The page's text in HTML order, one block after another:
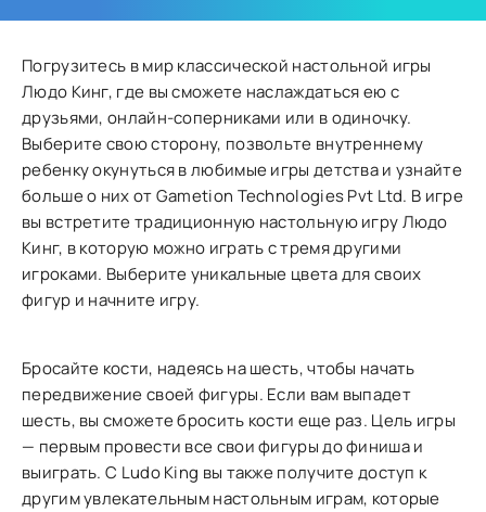
Погрузитесь в мир классической настольной игры
Людо Кинг, где вы сможете наслаждаться ею с
друзьями, онлайн-соперниками или в одиночку.
Выберите свою сторону, позвольте внутреннему
ребенку окунуться в любимые игры детства и узнайте
больше о них от Gametion Technologies Pvt Ltd. В игре
вы встретите традиционную настольную игру Людо
Кинг, в которую можно играть с тремя другими
игроками. Выберите уникальные цвета для своих
фигур и начните игру.
Бросайте кости, надеясь на шесть, чтобы начать
передвижение своей фигуры. Если вам выпадет
шесть, вы сможете бросить кости еще раз. Цель игры
— первым провести все свои фигуры до финиша и
выиграть. С Ludo King вы также получите доступ к
другим увлекательным настольным играм, которые